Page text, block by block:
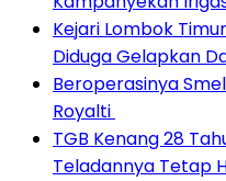
Kejari Lombok
Diduga Gelapkan
Beroperasinya
Royalti
TGB Kenang 28
Teladannya Tetap